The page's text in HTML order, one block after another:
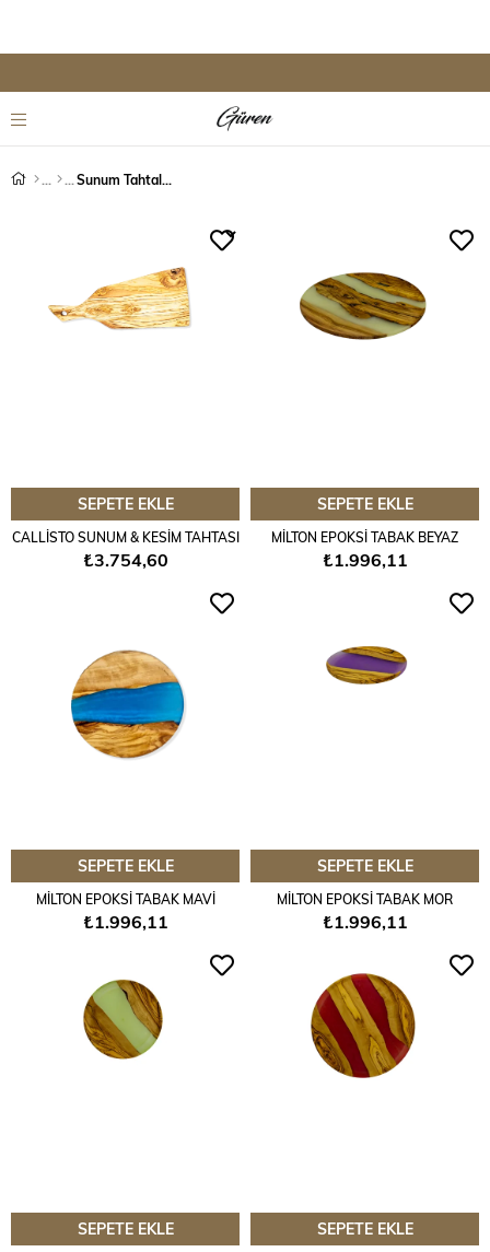
Sunum Tahtaları
SEPETE EKLE
CALLİSTO SUNUM & KESİM TAHTASI
₺3.754,60
SEPETE EKLE
MİLTON EPOKSİ TABAK BEYAZ
₺1.996,11
SEPETE EKLE
MİLTON EPOKSİ TABAK MAVİ
₺1.996,11
SEPETE EKLE
MİLTON EPOKSİ TABAK MOR
₺1.996,11
SEPETE EKLE SEPETE EKLE